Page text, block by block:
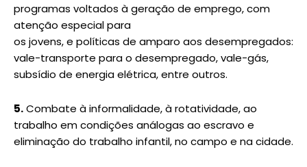
programas voltados à geração de emprego, com
atenção especial para
os jovens, e políticas de amparo aos desempregados:
vale-transporte para o desempregado, vale-gás,
subsídio de energia elétrica, entre outros.
5.Combate à informalidade, à rotatividade, ao
trabalho em condições análogas ao escravo e
eliminação do trabalho infantil, no campo e na cidade.